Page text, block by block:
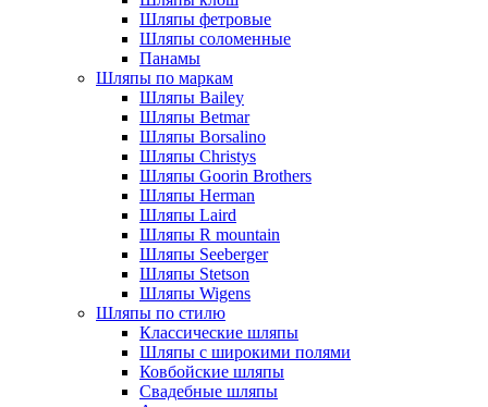
Шляпы фетровые
Шляпы соломенные
Панамы
Шляпы по маркам
Шляпы Bailey
Шляпы Betmar
Шляпы Borsalino
Шляпы Christys
Шляпы Goorin Brothers
Шляпы Herman
Шляпы Laird
Шляпы R mountain
Шляпы Seeberger
Шляпы Stetson
Шляпы Wigens
Шляпы по стилю
Классические шляпы
Шляпы с широкими полями
Ковбойские шляпы
Свадебные шляпы